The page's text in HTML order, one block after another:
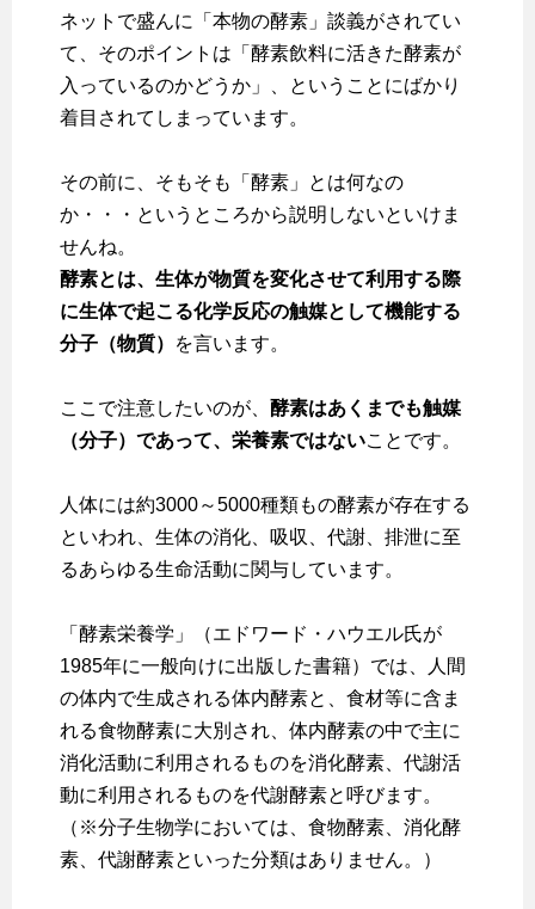
ネットで盛んに「本物の酵素」談義がされてい
て、そのポイントは「酵素飲料に活きた酵素が
入っているのかどうか」、ということにばかり
着目されてしまっています。
その前に、そもそも「酵素」とは何なの
か・・・というところから説明しないといけま
せんね。
酵素とは、生体が物質を変化させて利用する際
に生体で起こる化学反応の触媒として機能する
分子（物質）
を言います。
ここで注意したいのが、 酵素はあくまでも触媒
（分子）であって、栄養素ではないことです。
人体には約3000～5000種類もの酵素が存在する
といわれ、生体の消化、吸収、代謝、排泄に至
るあらゆる生命活動に関与しています。
「酵素栄養学」（エドワード・ハウエル氏が
1985年に一般向けに出版した書籍）では、人間
の体内で生成される体内酵素と、食材等に含ま
れる食物酵素に大別され、体内酵素の中で主に
消化活動に利用されるものを消化酵素、代謝活
動に利用されるものを代謝酵素と呼びます。
（※分子生物学においては、食物酵素、消化酵
素、代謝酵素といった分類はありません。）